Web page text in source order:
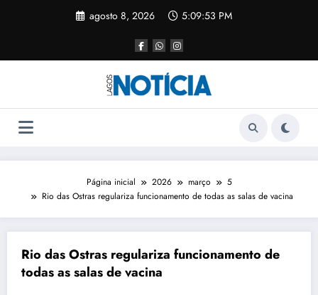
agosto 8, 2026 5:09:53 PM
Página inicial 2026 março
5
Rio das Ostras regulariza funcionamento de todas as salas de vacina
Rio das Ostras regulariza funcionamento de
todas as salas de vacina